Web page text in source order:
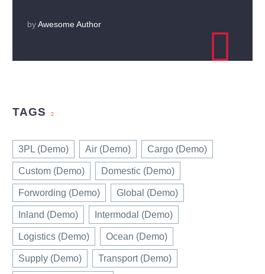
byAwesome Author

TAGS
3PL (Demo) Air (Demo) Cargo (Demo)
Custom (Demo) Domestic (Demo)
Forwording (Demo) Global (Demo)
Inland (Demo) Intermodal (Demo)
Logistics (Demo) Ocean (Demo)
Supply (Demo) Transport (Demo)